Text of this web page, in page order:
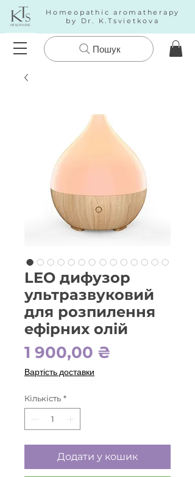
Homeopathic aromatherapy
by Dr. K.Tsvietkova
Пошук
LEO дифузор
ультразвуковий
для розпилення
ефірних олій
1 900,00 ₴
Вартість доставки
Кількість *
Додати у кошик